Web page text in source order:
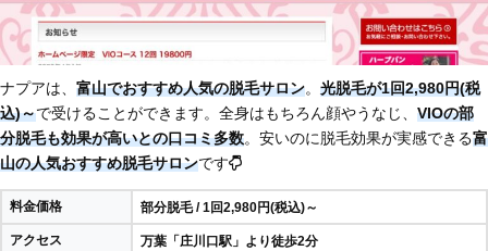
ナプアは、 富山でおすすめ人気の脱毛サロン。 光脱毛が1回2,980円(税
込)～で受けることができます。全身はもちろん顔やうなじ、 VIOの部
分脱毛も効果が高いとの口コミ多数。安いのに脱毛効果が実感できる富
山の人気おすすめ脱毛サロンです
料金価格 部分脱毛 / 1回2,980円(税込)～
アクセス 万葉「庄川口駅」より徒歩2分